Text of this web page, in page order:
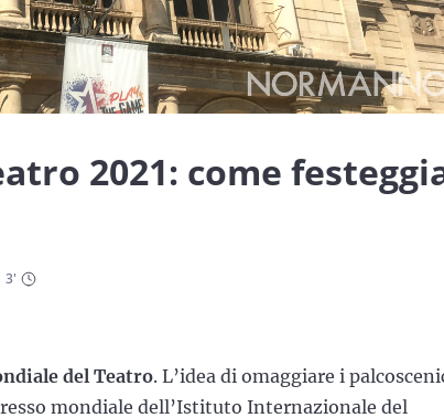
2021: come
3'
del Teatro. L’idea di omaggiare i
mondiale dell’Istituto Internazionale del